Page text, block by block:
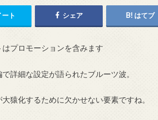
ート シェア はてブ
プロモーションを含みます
詳細な設定が語られたブルーツ波。
猿化するために欠かせない要素ですね。